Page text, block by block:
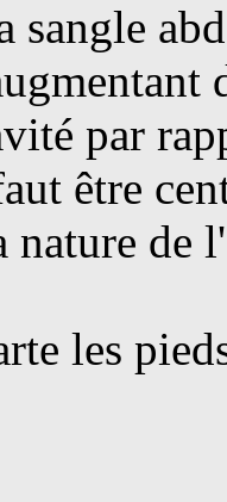
sangle
par
être
nature de
les